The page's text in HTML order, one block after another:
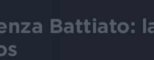
Battiato: